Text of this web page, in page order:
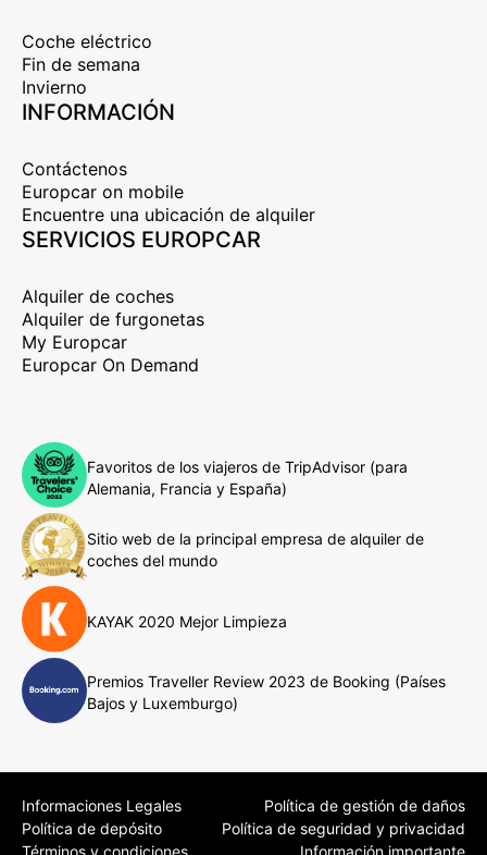
Coche eléctrico
Fin de semana
Invierno
INFORMACIÓN
Contáctenos
Europcar on mobile
Encuentre una ubicación de alquiler
SERVICIOS EUROPCAR
Alquiler de coches
Alquiler de furgonetas
My Europcar
Europcar On Demand
Favoritos de los viajeros de TripAdvisor (para
Alemania, Francia y España)
Sitio web de la principal empresa de alquiler de
coches del mundo
KAYAK 2020 Mejor Limpieza
Premios Traveller Review 2023 de Booking (Países
Bajos y Luxemburgo)
Informaciones Legales
Política de gestión de daños
Política de depósito
Política de seguridad y privacidad
Términos y condiciones
Información importante